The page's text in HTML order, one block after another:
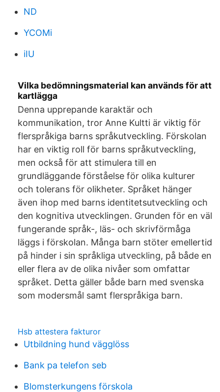
ND
YCOMi
iIU
Vilka bedömningsmaterial kan används för att
kartlägga
Denna upprepande karaktär och
kommunikation, tror Anne Kultti är viktig för
flerspråkiga barns språkutveckling. Förskolan
har en viktig roll för barns språkutveckling,
men också för att stimulera till en
grundläggande förståelse för olika kulturer
och tolerans för olikheter. Språket hänger
även ihop med barns identitetsutveckling och
den kognitiva utvecklingen. Grunden för en väl
fungerande språk-, läs- och skrivförmåga
läggs i förskolan. Många barn stöter emellertid
på hinder i sin språkliga utveckling, på både en
eller flera av de olika nivåer som omfattar
språket. Detta gäller både barn med svenska
som modersmål samt flerspråkiga barn.
Hsb attestera fakturor
Utbildning hund vägglöss
Bank pa telefon seb
Blomsterkungens förskola